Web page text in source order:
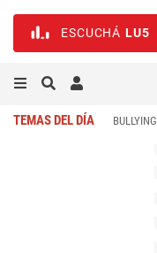
ESCUCHÁ LU5
TEMAS DEL DÍA BULLYING